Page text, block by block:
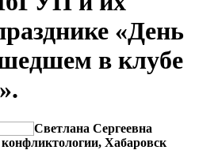
«День
в клубе
Светлана Сергеевна
Хабаровск